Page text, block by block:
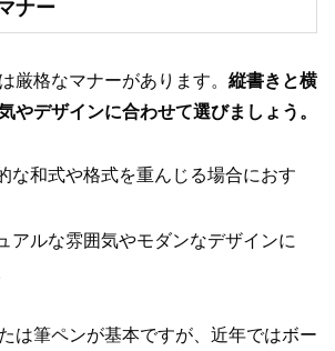
ナー
厳格なマナーがあります。 縦書きと横
やデザインに合わせて選びましょう。
な和式や格式を重んじる場合におす
アルな雰囲気やモダンなデザインに
は筆ペンが基本ですが、近年ではボー